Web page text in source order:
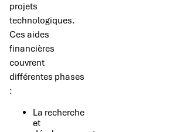
projets
technologiques.
Ces aides
financières
couvrent
différentes phases
:
La recherche
et